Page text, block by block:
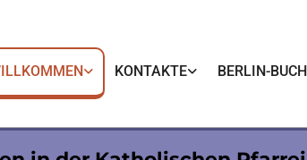
KONTAKTE BERLIN-BUCH